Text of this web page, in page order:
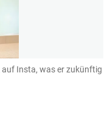
Insta, was er zukünftig